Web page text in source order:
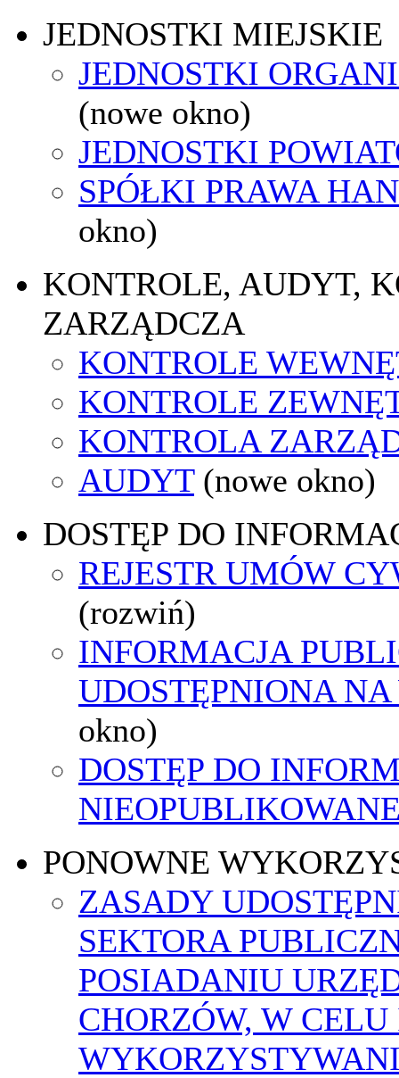
JEDNOSTKI MIEJSKIE
JEDNOSTKI
(nowe okno)
JEDNOSTKI
SPÓŁKI PRAWA
okno)
KONTROLE, AUDYT,
ZARZĄDCZA
KONTROLE
KONTROLE
KONTROLA
AUDYT (nowe okno)
DOSTĘP DO
REJESTR UMÓW
(rozwiń)
INFORMACJA
UDOSTĘPNIONA
okno)
DOSTĘP DO
PONOWNE
ZASADY
SEKTORA
POSIADANIU
CHORZÓW, W